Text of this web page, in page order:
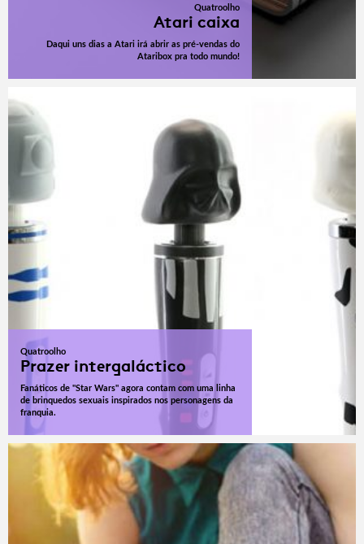
Quatroolho
Atari caixa
Daqui uns dias a Atari irá abrir as pré-vendas do
Ataribox pra todo mundo!
Quatroolho
Prazer intergaláctico
Fanáticos de "Star Wars" agora contam com uma linha
de brinquedos sexuais inspirados nos personagens da
franquia.